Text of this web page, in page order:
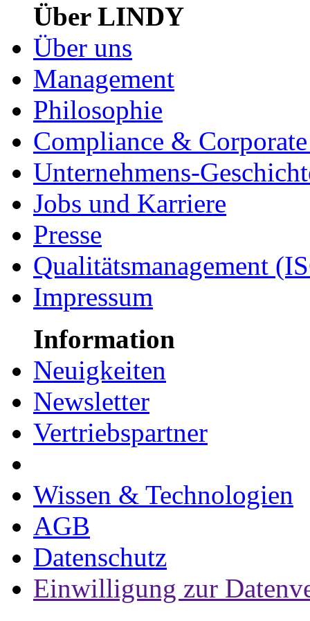
Über LINDY
Über uns
Management
Philosophie
Compliance &
Unternehmens-
Jobs und Karriere
Presse
Qualitätsmanagement
Impressum
Information
Neuigkeiten
Newsletter
Vertriebspartner
Wissen & Technologien
AGB
Datenschutz
Einwilligung zur